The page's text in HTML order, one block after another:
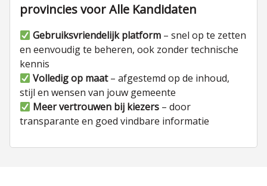
provincies voor Alle Kandidaten
Gebruiksvriendelijk platform – snel op te zetten
en eenvoudig te beheren, ook zonder technische
kennis
Volledig op maat– afgestemd op de inhoud,
stijl en wensen van jouw gemeente
Meer vertrouwen bij kiezers – door
transparante en goed vindbare informatie